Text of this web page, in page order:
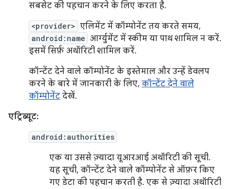
सबसेट की पहचान करने के लिए करता है.
<provider> एलिमेंट में कॉम्पोनेंट तय करते समय,
android:name आर्ग्युमेंट में स्कीम या पाथ शामिल न करें.
इसमें सिर्फ़ अथॉरिटी शामिल करें.
कॉन्टेंट देने वाले कॉम्पोनेंट के इस्तेमाल और उन्हें डेवलप
करने के बारे में जानकारी के लिए, कॉन्टेंट देने वाले
कॉम्पोनेंट देखें.
एट्रिब्यूट:
android:authorities
एक या उससे ज़्यादा यूआरआई अथॉरिटी की सूची.
यह सूची, कॉन्टेंट देने वाले कॉम्पोनेंट से ऑफ़र किए
गए डेटा की पहचान करती है. एक से ज़्यादा अथॉरिटी